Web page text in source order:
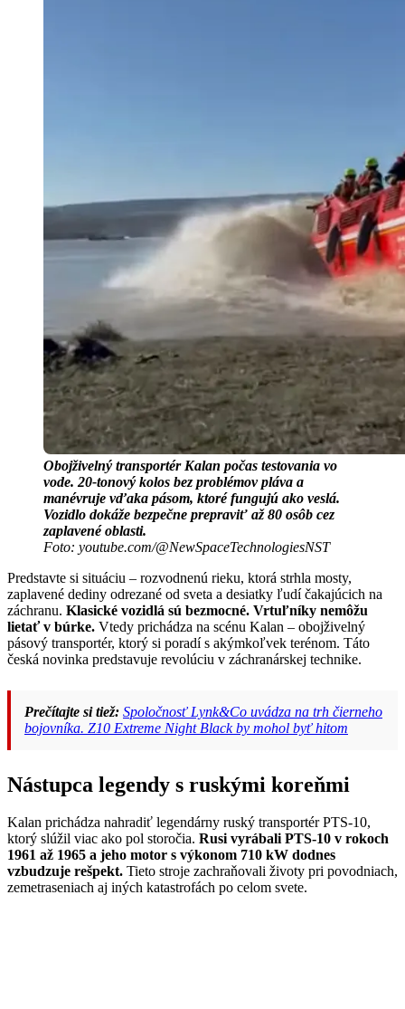
Obojživelný transportér Kalan počas testovania vo
vode. 20-tonový kolos bez problémov pláva a
manévruje vďaka pásom, ktoré fungujú ako veslá.
Vozidlo dokáže bezpečne prepraviť až 80 osôb cez
zaplavené oblasti.
Foto: youtube.com/@NewSpaceTechnologiesNST
Predstavte si situáciu – rozvodnenú rieku, ktorá strhla mosty,
zaplavené dediny odrezané od sveta a desiatky ľudí čakajúcich na
záchranu. Klasické vozidlá sú bezmocné. Vrtuľníky nemôžu
lietať v búrke. Vtedy prichádza na scénu Kalan – obojživelný
pásový transportér, ktorý si poradí s akýmkoľvek terénom. Táto
česká novinka predstavuje revolúciu v záchranárskej technike.
Prečítajte si tiež: Spoločnosť Lynk&Co uvádza na trh čierneho
bojovníka. Z10 Extreme Night Black by mohol byť hitom
Nástupca legendy s ruskými koreňmi
Kalan prichádza nahradiť legendárny ruský transportér PTS-10,
ktorý slúžil viac ako pol storočia. Rusi vyrábali PTS-10 v rokoch
1961 až 1965 a jeho motor s výkonom 710 kW dodnes
vzbudzuje rešpekt. Tieto stroje zachraňovali životy pri povodniach,
zemetraseniach aj iných katastrofách po celom svete.